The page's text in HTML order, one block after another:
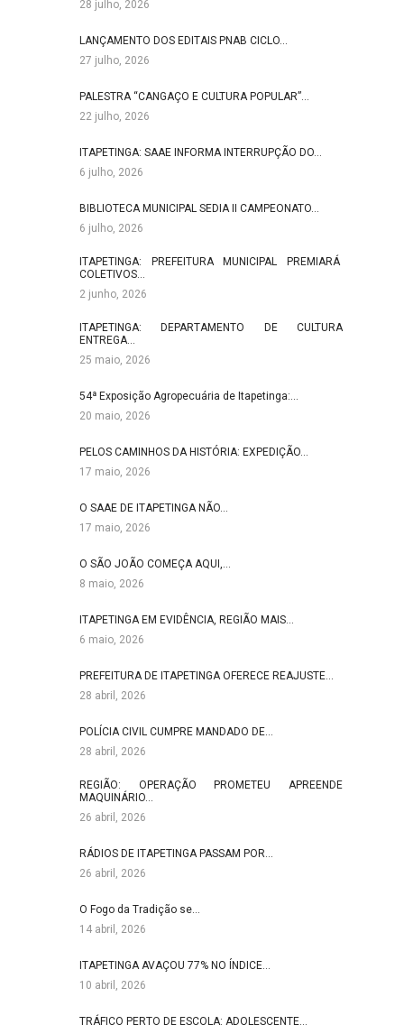
28 julho, 2026
LANÇAMENTO DOS EDITAIS PNAB CICLO…
27 julho, 2026
PALESTRA “CANGAÇO E CULTURA POPULAR”…
22 julho, 2026
ITAPETINGA: SAAE INFORMA INTERRUPÇÃO DO…
6 julho, 2026
BIBLIOTECA MUNICIPAL SEDIA II CAMPEONATO…
6 julho, 2026
ITAPETINGA: PREFEITURA MUNICIPAL PREMIARÁ
COLETIVOS…
2 junho, 2026
ITAPETINGA: DEPARTAMENTO DE CULTURA
ENTREGA…
25 maio, 2026
54ª Exposição Agropecuária de Itapetinga:…
20 maio, 2026
PELOS CAMINHOS DA HISTÓRIA: EXPEDIÇÃO…
17 maio, 2026
O SAAE DE ITAPETINGA NÃO…
17 maio, 2026
O SÃO JOÃO COMEÇA AQUI,…
8 maio, 2026
ITAPETINGA EM EVIDÊNCIA, REGIÃO MAIS…
6 maio, 2026
PREFEITURA DE ITAPETINGA OFERECE REAJUSTE…
28 abril, 2026
POLÍCIA CIVIL CUMPRE MANDADO DE…
28 abril, 2026
REGIÃO: OPERAÇÃO PROMETEU APREENDE
MAQUINÁRIO…
26 abril, 2026
RÁDIOS DE ITAPETINGA PASSAM POR…
26 abril, 2026
O Fogo da Tradição se…
14 abril, 2026
ITAPETINGA AVAÇOU 77% NO ÍNDICE…
10 abril, 2026
TRÁFICO PERTO DE ESCOLA: ADOLESCENTE…